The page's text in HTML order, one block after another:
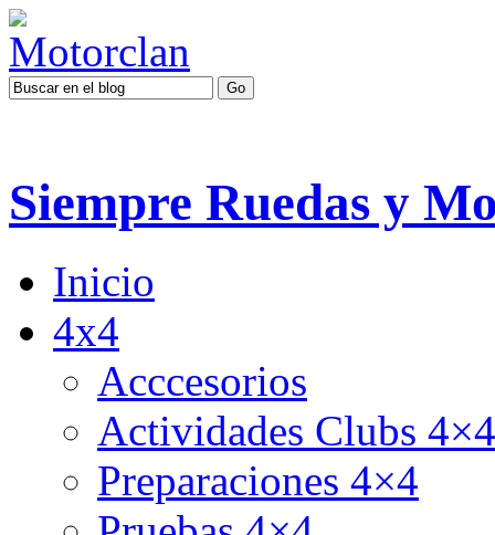
Siempre Ruedas y
Inicio
4x4
Acccesorios
Actividades Clubs 4×4
Preparaciones 4×4